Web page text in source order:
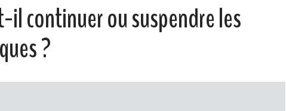
il continuer ou suspendre les
?